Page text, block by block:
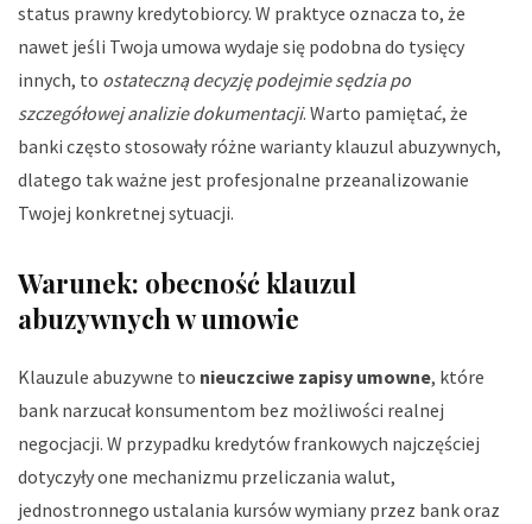
status prawny kredytobiorcy. W praktyce oznacza to, że
nawet jeśli Twoja umowa wydaje się podobna do tysięcy
innych, to ostateczną decyzję podejmie sędzia po
szczegółowej analizie dokumentacji. Warto pamiętać, że
banki często stosowały różne warianty klauzul abuzywnych,
dlatego tak ważne jest profesjonalne przeanalizowanie
Twojej konkretnej sytuacji.
Warunek: obecność klauzul
abuzywnych w umowie
Klauzule abuzywne to nieuczciwe zapisy umowne, które
bank narzucał konsumentom bez możliwości realnej
negocjacji. W przypadku kredytów frankowych najczęściej
dotyczyły one mechanizmu przeliczania walut,
jednostronnego ustalania kursów wymiany przez bank oraz